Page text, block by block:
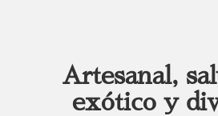
Artesanal,
exótico y